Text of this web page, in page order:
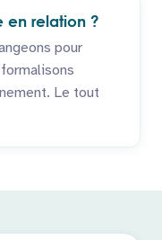
en relation ?
pour
Le tout